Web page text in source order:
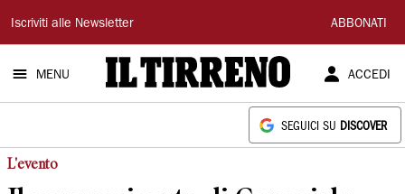
Il
Tirreno
Iscriviti alle Newsletter ABBONATI
MENU ACCEDI
SEGUICI SU DISCOVER
L'evento